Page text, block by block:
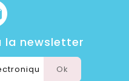
la newsletter